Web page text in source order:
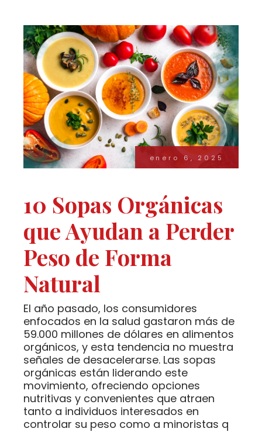
enero 6, 2025
10 Sopas Orgánicas
que Ayudan a Perder
Peso de Forma
Natural
El año pasado, los consumidores
enfocados en la salud gastaron más de
59.000 millones de dólares en alimentos
orgánicos, y esta tendencia no muestra
señales de desacelerarse. Las sopas
orgánicas están liderando este
movimiento, ofreciendo opciones
nutritivas y convenientes que atraen
tanto a individuos interesados en
controlar su peso como a minoristas q